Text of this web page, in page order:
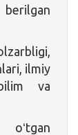
ilmiy
va